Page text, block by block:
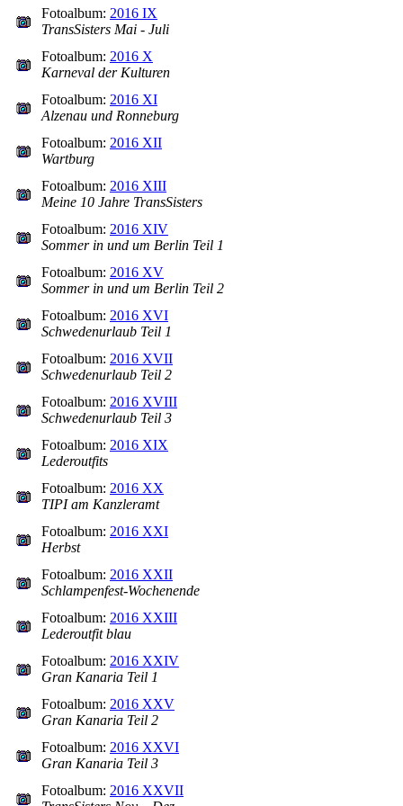
Fotoalbum: 2016 IX
TransSisters Mai - Juli
Fotoalbum: 2016 X
Karneval der Kulturen
Fotoalbum: 2016 XI
Alzenau und Ronneburg
Fotoalbum: 2016 XII
Wartburg
Fotoalbum: 2016 XIII
Meine 10 Jahre TransSisters
Fotoalbum: 2016 XIV
Sommer in und um Berlin Teil 1
Fotoalbum: 2016 XV
Sommer in und um Berlin Teil 2
Fotoalbum: 2016 XVI
Schwedenurlaub Teil 1
Fotoalbum: 2016 XVII
Schwedenurlaub Teil 2
Fotoalbum: 2016 XVIII
Schwedenurlaub Teil 3
Fotoalbum: 2016 XIX
Lederoutfits
Fotoalbum: 2016 XX
TIPI am Kanzleramt
Fotoalbum: 2016 XXI
Herbst
Fotoalbum: 2016 XXII
Schlampenfest-Wochenende
Fotoalbum: 2016 XXIII
Lederoutfit blau
Fotoalbum: 2016 XXIV
Gran Kanaria Teil 1
Fotoalbum: 2016 XXV
Gran Kanaria Teil 2
Fotoalbum: 2016 XXVI
Gran Kanaria Teil 3
Fotoalbum: 2016 XXVII